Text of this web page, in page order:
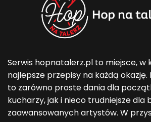
Serwis hopnatalerz.pl to miejsce, w
najlepsze przepisy na każdą okazję.
to zarówno proste dania dla
kucharzy, jak i nieco trudniejsze dla
zaawansowanych artystów. W